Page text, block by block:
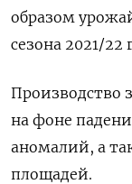
образом
сезона 2021/22
Производство
на фоне
аномалий, а
площадей.